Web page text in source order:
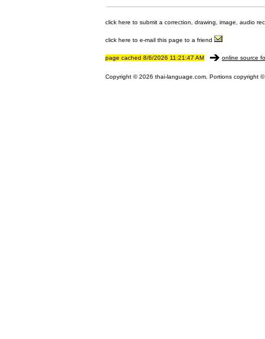
click here to submit a correction, drawing, image, audio
click here to e-mail this page to a friend
page cached 8/6/2026 11:21:47 AM online source
Copyright © 2026 thai-language.com. Portions copyright